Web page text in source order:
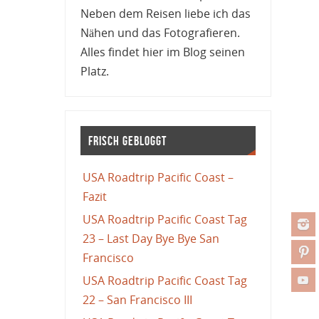
Neben dem Reisen liebe ich das
Nähen und das Fotografieren.
Alles findet hier im Blog seinen
Platz.
Frisch gebloggt
USA Roadtrip Pacific Coast –
Fazit
USA Roadtrip Pacific Coast Tag
23 – Last Day Bye Bye San
Francisco
USA Roadtrip Pacific Coast Tag
22 – San Francisco III